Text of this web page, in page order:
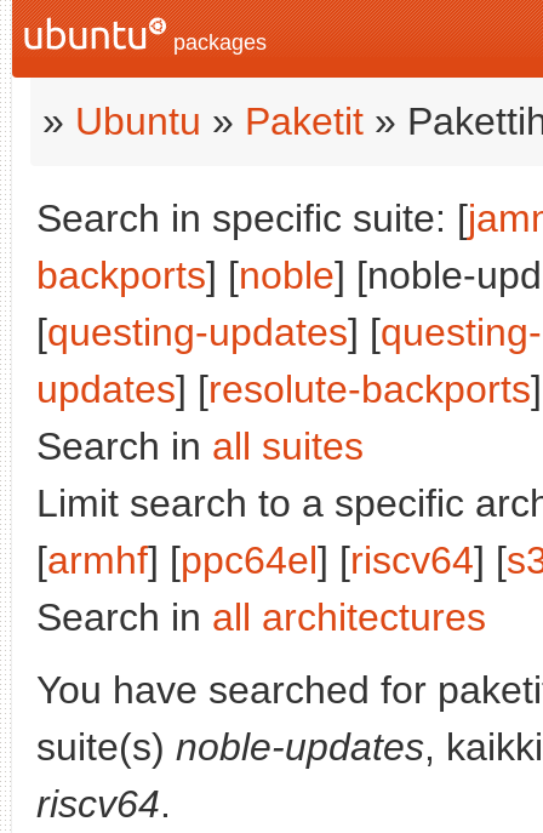
packages
» Ubuntu » Paketit »
Search in specific suite: [
backports] [noble] [noble-
[questing-updates] [
updates] [resolute-backports
Search in all suites
Limit search to a specific
[armhf] [ppc64el] [riscv64] [
Search in all architectures
You have searched for
suite(s) noble-updates,
riscv64.